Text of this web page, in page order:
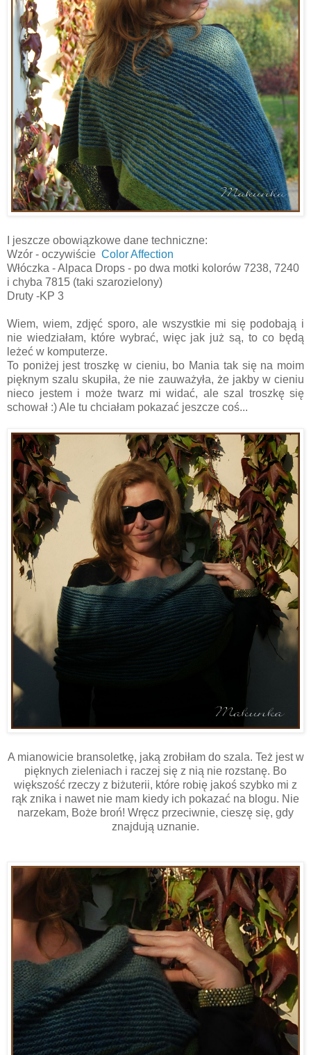
I jeszcze obowiązkowe dane techniczne:
Wzór - oczywiście Color Affection
Włóczka - Alpaca Drops - po dwa motki kolorów 7238, 7240
i chyba 7815 (taki szarozielony)
Druty -KP 3
Wiem, wiem, zdjęć sporo, ale wszystkie mi się podobają i
nie wiedziałam, które wybrać, więc jak już są, to co będą
leżeć w komputerze.
To poniżej jest troszkę w cieniu, bo Mania tak się na moim
pięknym szalu skupiła, że nie zauważyła, że jakby w cieniu
nieco jestem i może twarz mi widać, ale szal troszkę się
schował :) Ale tu chciałam pokazać jeszcze coś...
A mianowicie bransoletkę, jaką zrobiłam do szala. Też jest w
pięknych zieleniach i raczej się z nią nie rozstanę. Bo
większość rzeczy z biżuterii, które robię jakoś szybko mi z
rąk znika i nawet nie mam kiedy ich pokazać na blogu. Nie
narzekam, Boże broń! Wręcz przeciwnie, cieszę się, gdy
znajdują uznanie.